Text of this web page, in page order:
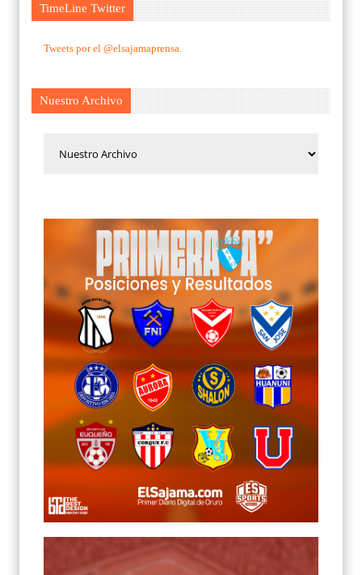
TimeLine Twitter
Tweets por el @elsajamaprensa.
Nuestro Archivo